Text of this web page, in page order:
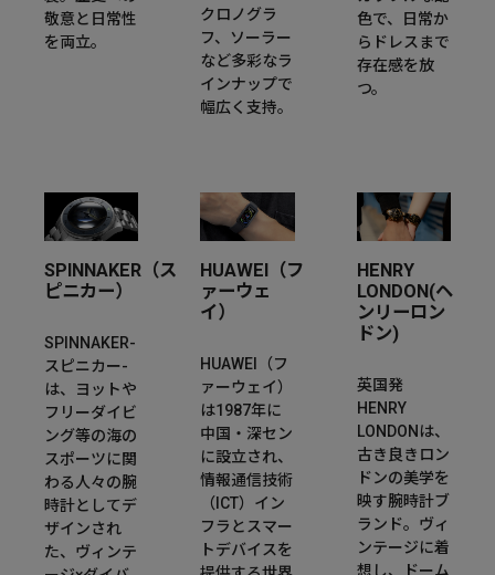
敬意と日常性
を両立。
クロノグラ
フ、ソーラー
など多彩なラ
インナップで
幅広く支持。
色で、日常か
らドレスまで
存在感を放
つ。
SPINNAKER（ス
ピニカー）
SPINNAKER-
スピニカー-
は、ヨットや
フリーダイビ
ング等の海の
スポーツに関
わる人々の腕
時計としてデ
ザインされ
た、ヴィンテ
HUAWEI（フ
ァーウェ
イ）
HUAWEI（フ
ァーウェイ）
は1987年に
中国・深セン
に設立され、
情報通信技術
（ICT）イン
フラとスマー
トデバイスを
HENRY
LONDON(ヘ
ンリーロン
ドン)
英国発
HENRY
LONDONは、
古き良きロン
ドンの美学を
映す腕時計ブ
ランド。ヴィ
ンテージに着
想し、ドーム